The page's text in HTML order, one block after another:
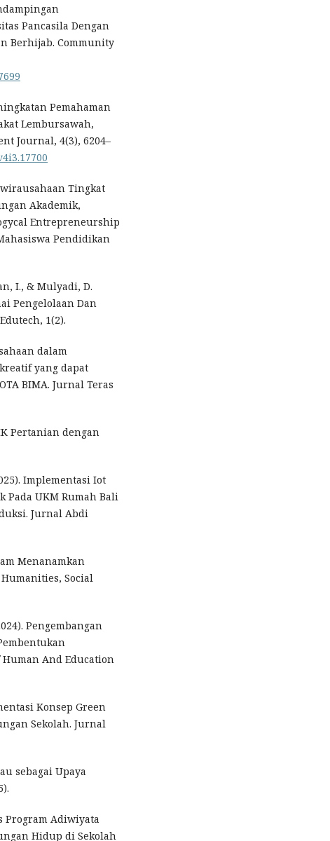
Pancasila Dengan
Berhijab. Community
Pemahaman
Lembursawah,
Journal, 4(3), 6204–
Tingkat
Akademik,
Entrepreneurship
Pendidikan
I., & Mulyadi, D.
Pengelolaan Dan
1(2).
dalam
yang dapat
BIMA. Jurnal Teras
Pertanian dengan
Implementasi Iot
Pada UKM Rumah Bali
Jurnal Abdi
Menanamkan
Social
Pengembangan
And Education
Konsep Green
Sekolah. Jurnal
sebagai Upaya
Program Adiwiyata
Hidup di Sekolah